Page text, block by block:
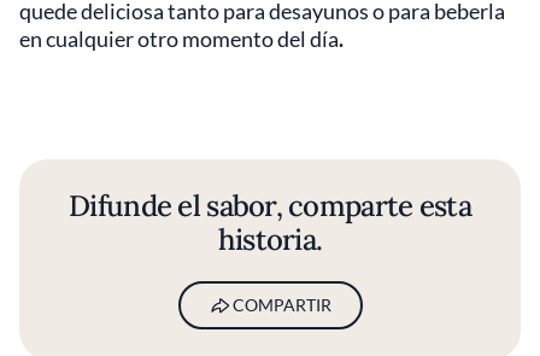
quede deliciosa tanto para desayunos o para beberla
en cualquier otro momento del día.
Difunde el sabor, comparte esta
historia.
COMPARTIR